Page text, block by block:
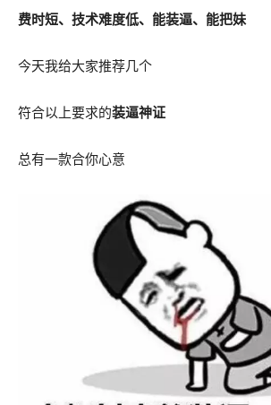
费时短、技术难度低、能装逼、能把妹
今天我给大家推荐几个
符合以上要求的装逼神证
总有一款合你心意